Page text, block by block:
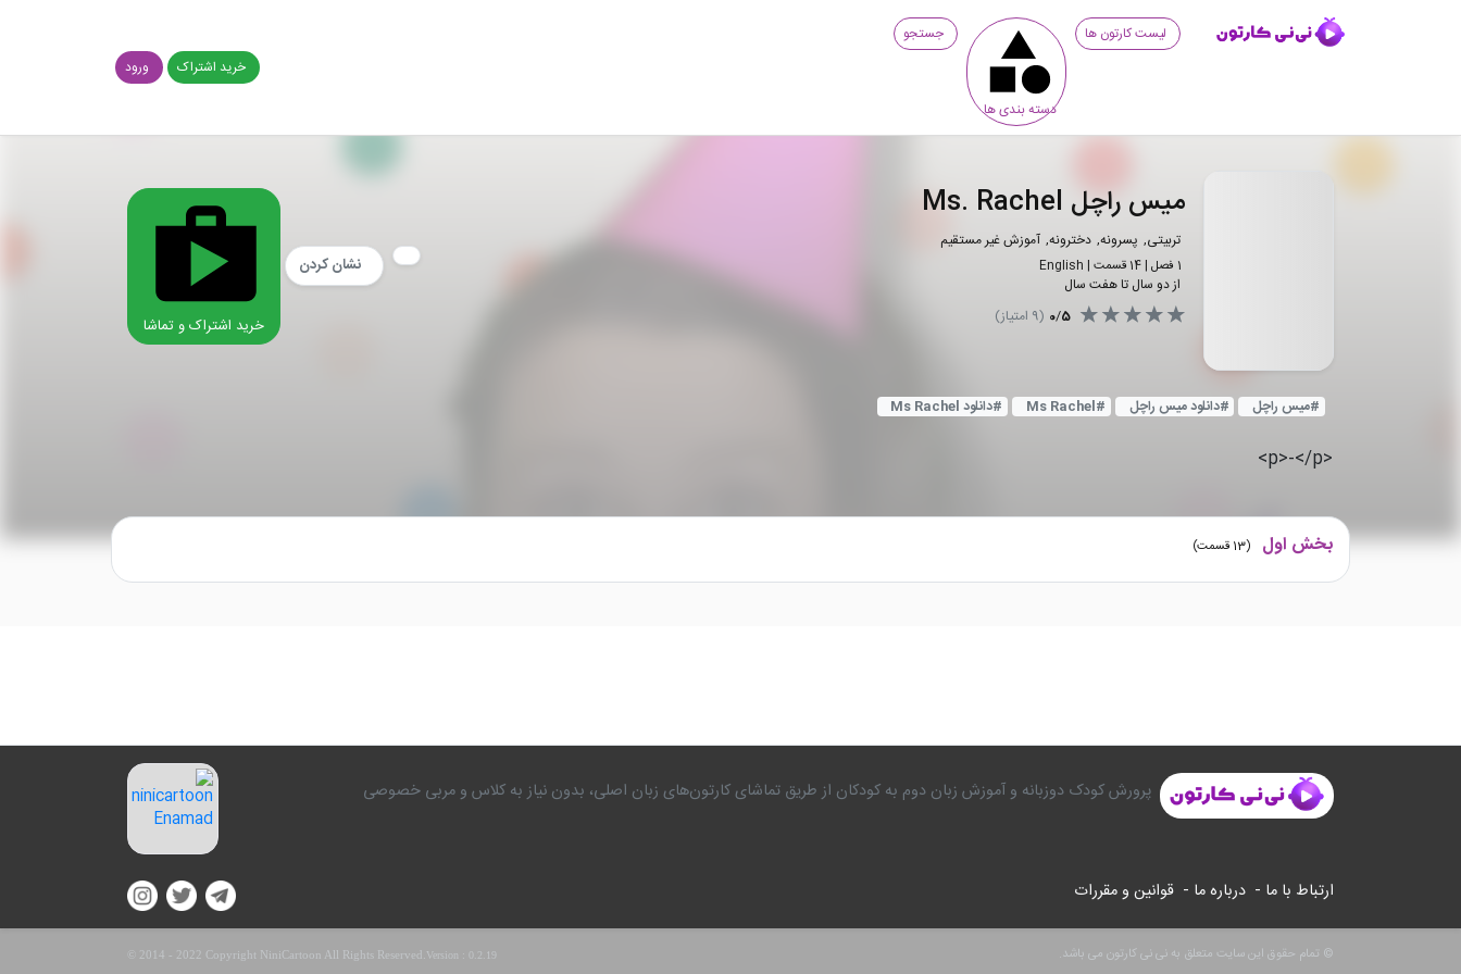
لیست کارتون ها
دسته بندی ها
جستجو
خرید اشتراک
ورود
میس راچل Ms. Rachel
تربیتی پسرونه دخترونه آموزش غیر مستقیم
1 فصل | قسمت |
از دو سال تا هفت سال
0/5
(
9 امتیاز)
نشان کردن
خرید اشتراک و تماشا
#میس راچل #دانلود میس راچل #
Ms Rachel
#دانلود Ms Rachel
<p>-</p>
بخش اول (
13 قسمت)
پرورش کودک دوزبانه و آموزش زبان دوم به کودکان از طریق تماشای کارتون‌های زبان اصلی، بدون نیاز به کلاس و مربی خصوصی
ارتباط با ما - درباره ما - قوانین و مقررات
© تمام حقوق این سایت متعلق به نی نی کارتون می باشد. © 2014 - 2022 Copyright NiniCartoon All Rights Reserved. Version : 0.2.19